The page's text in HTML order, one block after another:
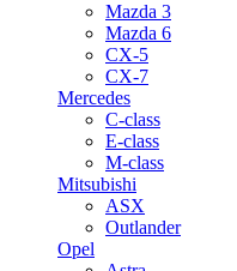
Mazda 3
Mazda 6
CX-5
CX-7
Mercedes
C-class
E-class
M-class
Mitsubishi
ASX
Outlander
Opel